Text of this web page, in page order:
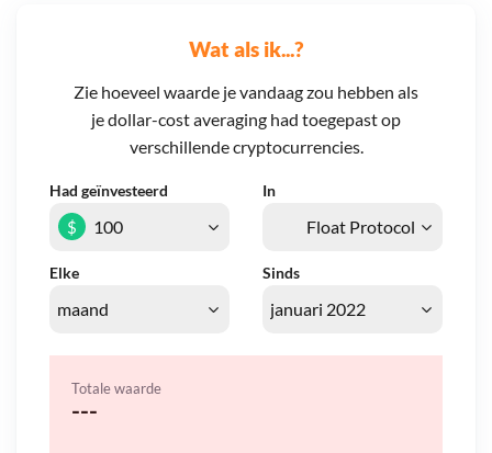
Wat als ik...?
Zie hoeveel waarde je vandaag zou hebben als
je dollar-cost averaging had toegepast op
verschillende cryptocurrencies.
Had geïnvesteerd In
Elke Sinds
$
Totale waarde
---